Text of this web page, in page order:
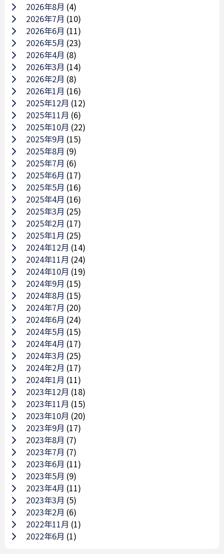
2026年8月 (4)
2026年7月 (10)
2026年6月 (11)
2026年5月 (23)
2026年4月 (8)
2026年3月 (14)
2026年2月 (8)
2026年1月 (16)
2025年12月 (12)
2025年11月 (6)
2025年10月 (22)
2025年9月 (15)
2025年8月 (9)
2025年7月 (6)
2025年6月 (17)
2025年5月 (16)
2025年4月 (16)
2025年3月 (25)
2025年2月 (17)
2025年1月 (25)
2024年12月 (14)
2024年11月 (24)
2024年10月 (19)
2024年9月 (15)
2024年8月 (15)
2024年7月 (20)
2024年6月 (24)
2024年5月 (15)
2024年4月 (17)
2024年3月 (25)
2024年2月 (17)
2024年1月 (11)
2023年12月 (18)
2023年11月 (15)
2023年10月 (20)
2023年9月 (17)
2023年8月 (7)
2023年7月 (7)
2023年6月 (11)
2023年5月 (9)
2023年4月 (11)
2023年3月 (5)
2023年2月 (6)
2022年11月 (1)
2022年6月 (1)